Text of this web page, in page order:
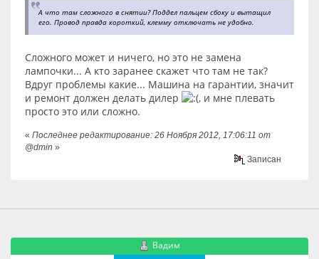
А что там сложного в снятии? Поддел пальцем сбоку и вытащил
его. Провод правда короткий, клемму отключать не удобно.
Сложного может и ничего, но это не замена
лампочки... А кто заранее скажет что там не так?
Вдруг проблемы какие... Машина на гарантии, значит
и ремонт должен делать дилер
, и мне плевать
просто это или сложно.
« Последнее редактирование: 26 Ноября 2012, 17:06:11 от
@dmin »
Записан
Вадим